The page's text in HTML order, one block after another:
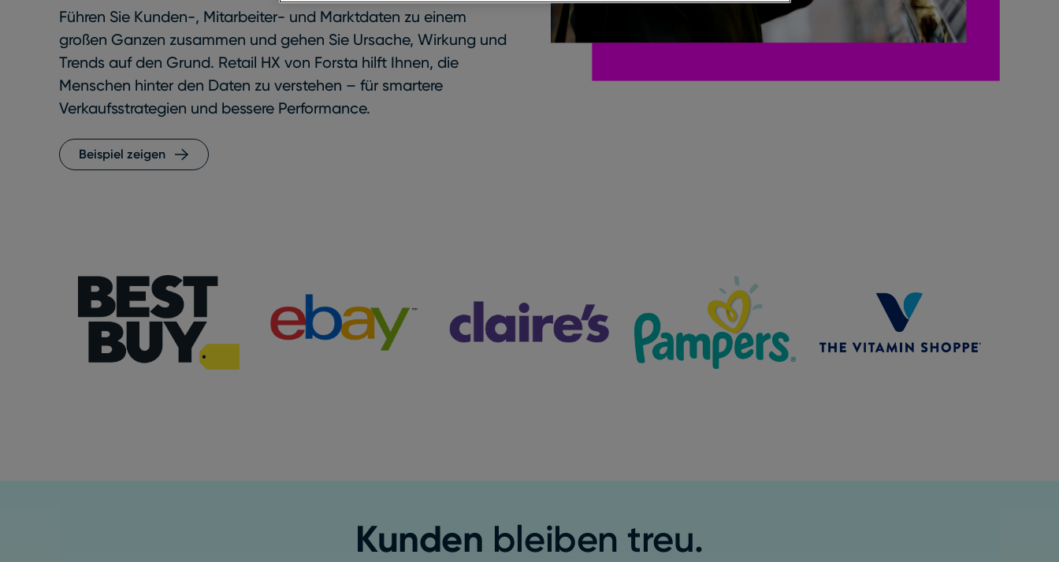
Führen Sie Kunden-, Mitarbeiter- und Marktdaten zu einem
großen Ganzen zusammen und gehen Sie Ursache, Wirkung und
Trends auf den Grund. Retail HX von Forsta hilft Ihnen, die
Menschen hinter den Daten zu verstehen – für smartere
Verkaufsstrategien und bessere Performance.
Beispiel zeigen
Kunden bleiben treu.